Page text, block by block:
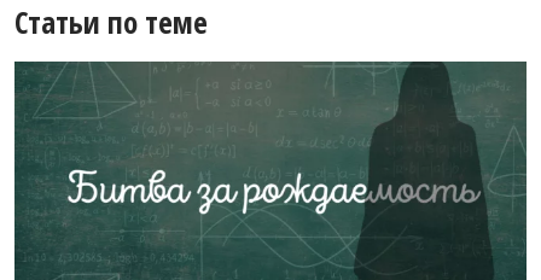
Статьи по теме